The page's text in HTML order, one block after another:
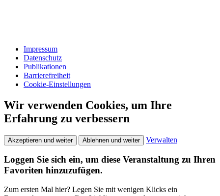
Impressum
Datenschutz
Publikationen
Barrierefreiheit
Cookie-Einstellungen
Wir verwenden Cookies, um Ihre
Erfahrung zu verbessern
Akzeptieren und weiter Ablehnen und weiter Verwalten
Loggen Sie sich ein, um diese Veranstaltung zu Ihren
Favoriten hinzuzufügen.
Zum ersten Mal hier? Legen Sie mit wenigen Klicks ein